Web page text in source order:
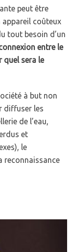
peut être
appareil coûteux
tout besoin d’un
entre le
quel sera le
à but non
diffuser les
de l’eau,
et
le
reconnaissance